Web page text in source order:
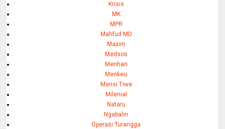
Krisis
MK
MPR
Mahfud MD
Maxim
Medsos
Menhan
Menkeu
Mensi Tiwe
Milenial
Nataru
Ngabalin
Operasi Turangga